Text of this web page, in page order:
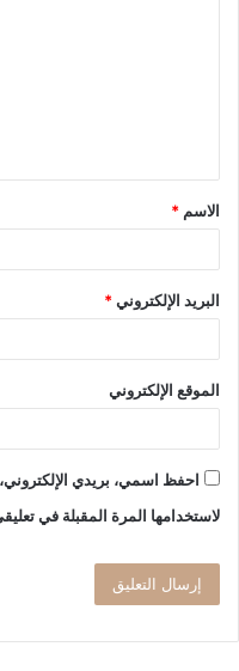
ق
*
الاسم *
البريد الإلكتروني*
الموقع الإلكتروني
احفظ اسمي، بريدي
لاستخدامها المرة المقبلة في